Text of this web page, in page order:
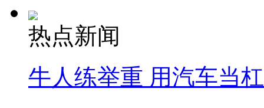
热点新闻
牛人练举重 用汽车当